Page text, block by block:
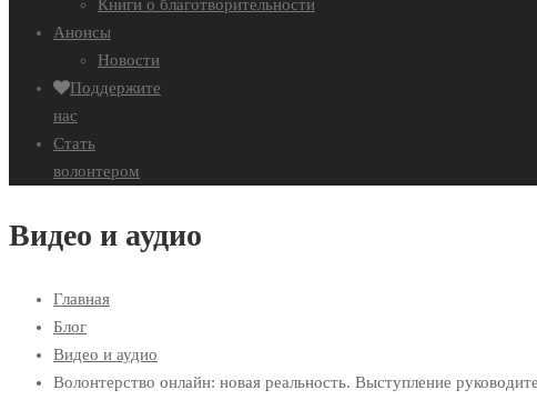
Книги о благотворительности
Анонсы
Новости
Поддержите
нас
Стать
волонтером
Видео и аудио
Главная
Блог
Видео и аудио
Волонтерство онлайн: новая реальность. Выступление